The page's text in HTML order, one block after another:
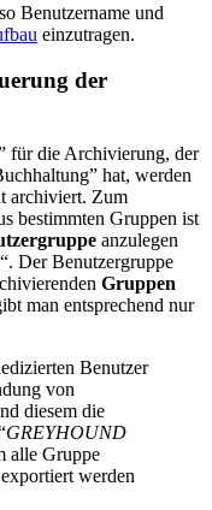
Benutzername und
einzutragen.
der
für die Archivierung, der
hat, werden
archiviert. Zum
bestimmten Gruppen ist
anzulegen
“. Der Benutzergruppe
Gruppen
man entsprechend nur
Benutzer
von
diesem die
GREYHOUND
alle Gruppe
werden